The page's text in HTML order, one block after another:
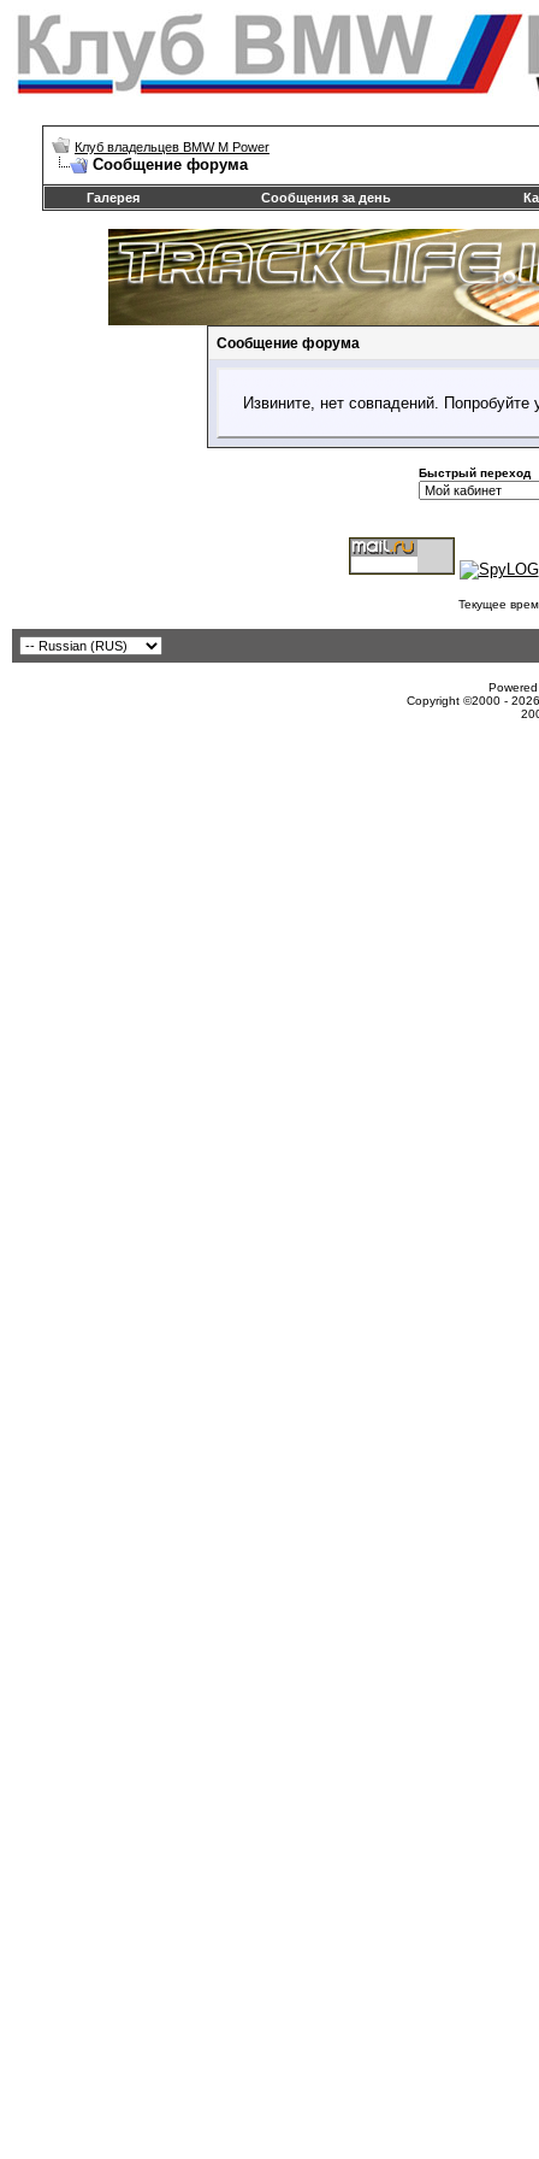
Клуб владельцев BMW M Power
Сообщение форума
Галерея Сообщения за день
Сообщение форума
Извините, нет совпадений.
Быстрый переход
Текущее
Copyright ©2000 -